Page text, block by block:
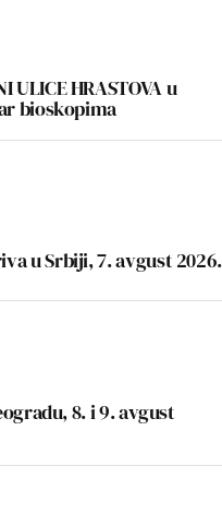
ULICE HRASTOVA u
bioskopima
u Srbiji, 7. avgust 2026.
8. i 9. avgust